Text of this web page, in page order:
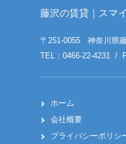
藤沢の賃貸｜スマ
〒251-0055 神奈川県
TEL：0466-22-4231 /
ホーム
会社概要
プライバシーポリシ